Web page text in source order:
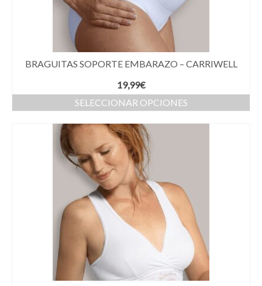
BRAGUITAS SOPORTE EMBARAZO – CARRIWELL
19,99€
SELECCIONAR OPCIONES